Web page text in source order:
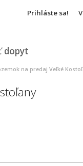
Prihláste sa!
dopyt
na predaj Veľké